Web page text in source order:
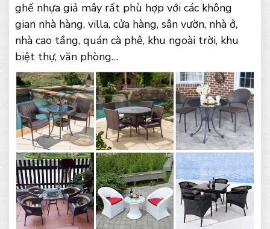
ghế nhựa giả mây rất phù hợp với các không
gian nhà hàng, villa, cửa hàng, sân vườn, nhà ở,
nhà cao tầng, quán cà phê, khu ngoài trời, khu
biệt thự, văn phòng…